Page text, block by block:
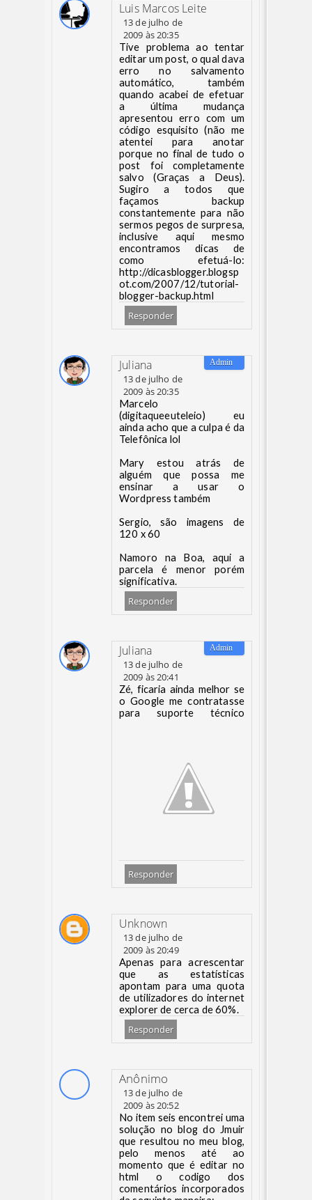
Luis Marcos Leite
13 de julho de
2009 às 20:35
Tive problema ao tentar
editar um post, o qual dava
erro no salvamento
automático, também
quando acabei de efetuar
a última mudança
apresentou erro com um
código esquisito (não me
atentei para anotar
porque no final de tudo o
post foi completamente
salvo (Graças a Deus).
Sugiro a todos que
façamos backup
constantemente para não
sermos pegos de surpresa,
inclusive aqui mesmo
encontramos dicas de
como efetuá-lo:
http://dicasblogger.blogsp
ot.com/2007/12/tutorial-
blogger-backup.html
Responder
Juliana
13 de julho de
2009 às 20:35
Marcelo
(digitaqueeuteleio) eu
ainda acho que a culpa é da
Telefônica lol
Mary estou atrás de
alguém que possa me
ensinar a usar o
Wordpress também
Sergio, são imagens de
120 x 60
Namoro na Boa, aqui a
parcela é menor porém
significativa.
Responder
Juliana
13 de julho de
2009 às 20:41
Zé, ficaria ainda melhor se
o Google me contratasse
para suporte técnico
Responder
Unknown
13 de julho de
2009 às 20:49
Apenas para acrescentar
que as estatísticas
apontam para uma quota
de utilizadores do internet
explorer de cerca de 60%.
Responder
Anônimo
13 de julho de
2009 às 20:52
No item seis encontrei uma
solução no blog do Jmuir
que resultou no meu blog,
pelo menos até ao
momento que é editar no
html o codigo dos
comentários incorporados